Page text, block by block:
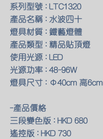
系列型號 : LTC1320
產品名稱 : 水波四十
燈具材質 : 鐵藝燈體
產品類型 : 精品貼頂燈
使用光源 : LED
光源功率 : 48-96W
燈具尺寸 : Φ40cm 高6cm
-產品價格
三段變色版 : HKD 680
遙控版 : HKD 730